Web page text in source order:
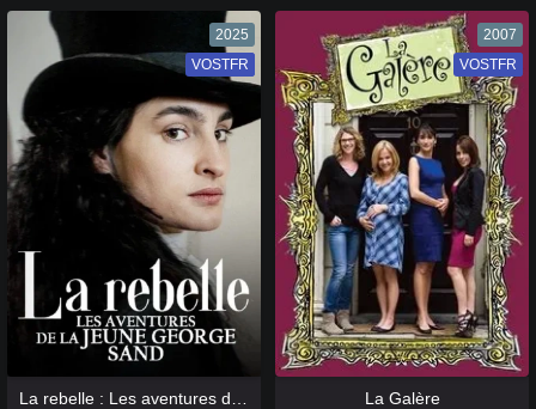
2025
VF
VOSTFR
2007
VF
VOSTFR
La Galère